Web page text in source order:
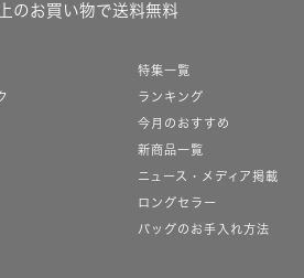
のお買い物で送料無料
特集一覧
ランキング
今月のおすすめ
新商品一覧
ニュース・メディア掲載
ロングセラー
バッグのお手入れ方法